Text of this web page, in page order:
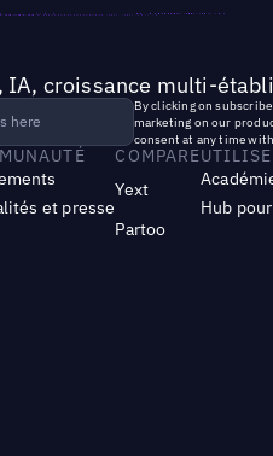
IA, croissance multi-
By clicking on
marketing on our
consent at any time
et presse
COMPARE
Yext
Partoo
Hub